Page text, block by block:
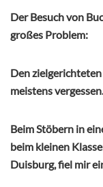
Der Besuch von
großes Problem:
Den
meistens vergessen.
Beim Stöbern in
beim kleinen
Duisburg, fiel mir